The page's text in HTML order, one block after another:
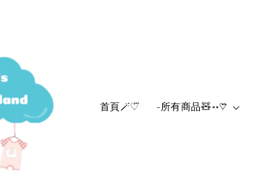
首頁🪄‎♡⃛ -所有商品🧸॰॰♡⃛